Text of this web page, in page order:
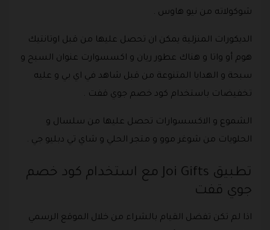
شوكولاته من نيو هاوس .
الديكورات المنزلية يمكن ان تحصل عليها من قبل اوتانتيك
هوم أو واتا و هناك عطور ريان و اكسسوارت عنوان السبح و
سبحة و الهدايا المتنوعة من قبل شاهد في اي بي و عليه
تخفيضات باستخدام كود خصم جوي قفت .
الشموع و الاكسسوارات تحصل عليها من سلسال و
الحلويات من شوغر موو و متجر الحلي و شاي تي دبليو جي .
تطبيق Joi Gifts مع استخدام كود خصم
جوي قفت
اذا لم تكن تفضل القيام بالشراء من خلال الموقع الرسمي